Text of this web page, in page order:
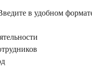
в удобном